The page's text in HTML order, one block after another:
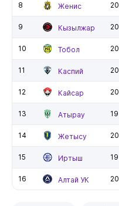
8 Женис 20
9 Кызылжар 20
10 Тобол 20
11 Каспий 20
12 Кайсар 20
13 Атырау 19
14 Жетысу 20
15 Иртыш 19
16 Алтай УК 20